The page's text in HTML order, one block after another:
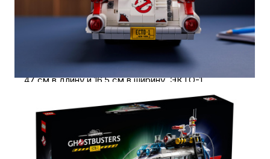
за привидениями». Он подарит часы удовольствия
от сборки и увлекательных игр. Кроме того,
набор понравится тем, кто любит собирать
Размер модели составляет 22,5 см в высоту,
47 см в длину и 16,5 см в ширину. ЭКТО-1
отличается аутентичным дизайном и станет
украшением любого интерьера.
Для игры не нужны батарейки — достаточно
эктоплазмы (шутка!).
В комплект входит сувенирная брошюра